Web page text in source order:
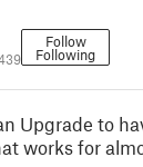
Follow
Following
Upgrade to
works for